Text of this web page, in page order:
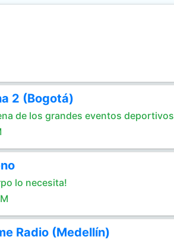
2 (Bogotá)
de los grandes eventos deportivos
lo necesita!
Radio (Medellín)